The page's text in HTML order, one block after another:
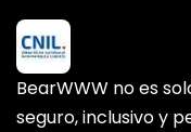
BearWWW no es
seguro, inclusivo y